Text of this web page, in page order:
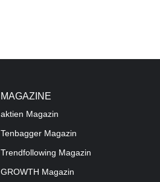
MAGAZINE
aktien Magazin
Tenbagger Magazin
Trendfollowing Magazin
GROWTH Magazin